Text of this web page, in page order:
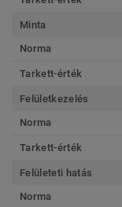
Minta
Norma
Tarkett-érték
Felületkezelés
Norma
Tarkett-érték
Felületeti hatás
Norma